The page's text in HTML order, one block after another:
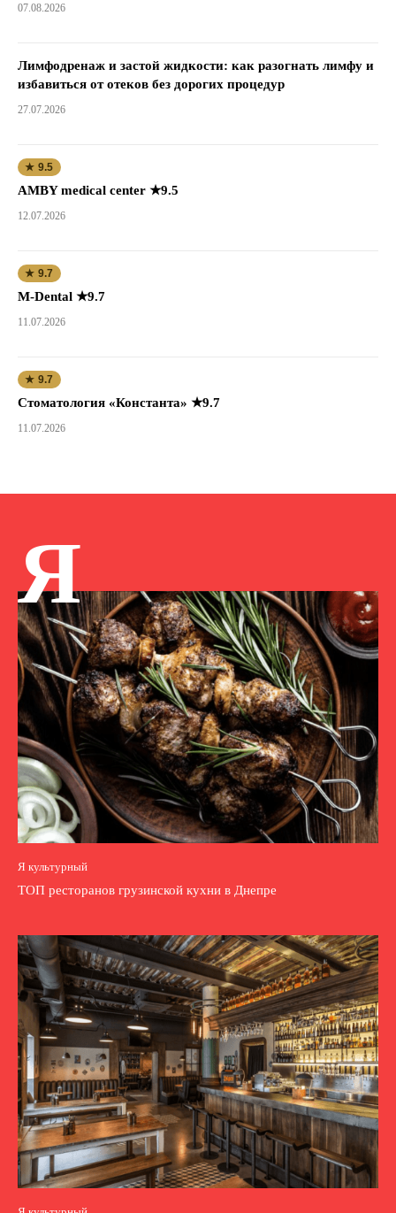
07.08.2026
Лимфодренаж и застой жидкости: как разогнать лимфу и
избавиться от отеков без дорогих процедур
27.07.2026
★ 9.5
AMBY medical center ★9.5
12.07.2026
★ 9.7
M-Dental ★9.7
11.07.2026
★ 9.7
Стоматология «Константа» ★9.7
11.07.2026
Я
Я культурный
ТОП ресторанов грузинской кухни в Днепре